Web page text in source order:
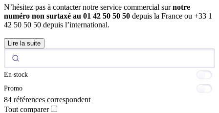
N’hésitez pas à contacter notre service commercial surnotre
numéro non surtaxé au 01 42 50 50 50 depuis la France ou +33 1
42 50 50 50 depuis l’international.
Lire la suite
En stock
Promo
84 références correspondent
Tout comparer